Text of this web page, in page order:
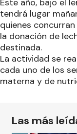
tendrá lugar
quienes
la donación de
destinada.
La actividad se
cada uno de los
materna y de
Las más